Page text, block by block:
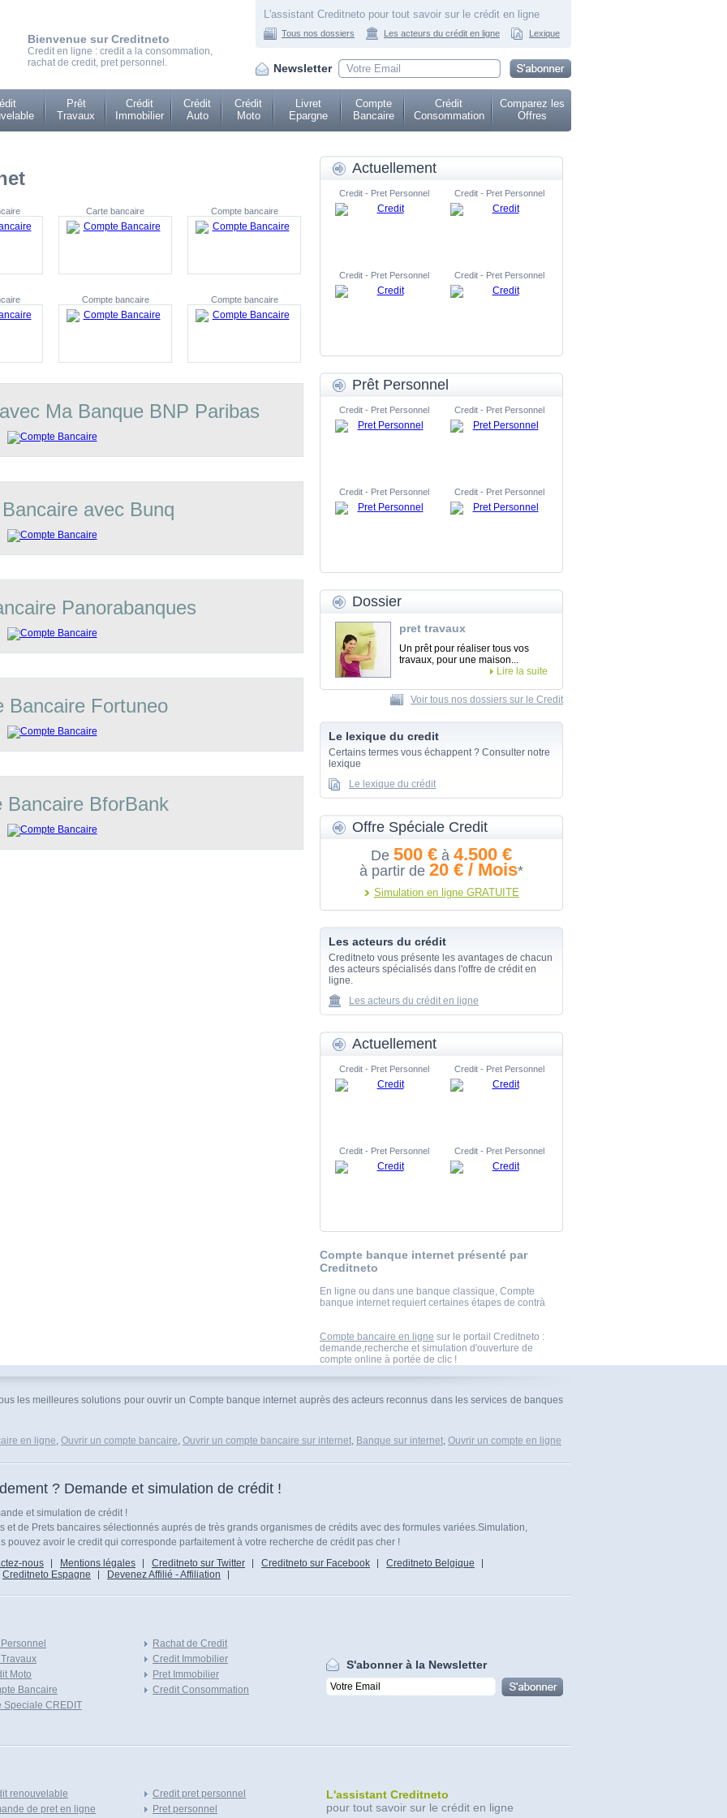
Bienvenue sur Creditneto
Credit en ligne : credit a la consommation,
rachat de credit, pret personnel.
L'assistant Creditneto pour tout savoir sur le crédit en ligne
Tous nos dossiers Les acteurs du crédit en ligne Lexique
Newsletter
Prêt
Travaux
Crédit
Immobilier
Crédit
Auto
Crédit
Moto
Livret
Epargne
Compte
Bancaire
Crédit
Consommation
Comparez les
Offres
Carte bancaire Compte bancaire
Compte bancaire Compte bancaire
Ma Banque BNP Paribas
avec Bunq
Panorabanques
Bancaire Fortuneo
Bancaire BforBank
Actuellement
Credit - Pret Personnel Credit - Pret Personnel
Credit - Pret Personnel Credit - Pret Personnel
Prêt Personnel
Credit - Pret Personnel Credit - Pret Personnel
Credit - Pret Personnel Credit - Pret Personnel
Dossier
pret travaux
Un prêt pour réaliser tous vos
travaux, pour une maison...
Lire la suite
Voir tous nos dossiers sur le Credit
Le lexique du credit
Certains termes vous échappent ? Consulter notre
lexique
Le lexique du crédit
Offre Spéciale Credit
De 500 € à 4.500 €
à partir de 20 € / Mois*
Simulation en ligne GRATUITE
Les acteurs du crédit
Creditneto vous présente les avantages de chacun
des acteurs spécialisés dans l'offre de crédit en
ligne.
Les acteurs du crédit en ligne
Actuellement
Credit - Pret Personnel Credit - Pret Personnel
Credit - Pret Personnel Credit - Pret Personnel
Compte banque internet présenté par
Creditneto
En ligne ou dans une banque classique, Compte
banque internet requiert certaines étapes de contrà
Compte bancaire en ligne sur le portail Creditneto :
demande,recherche et simulation d'ouverture de
compte online à portée de clic !
les meilleures solutions pour ouvrir un Compte banque internet auprès des acteurs reconnus dans les services de banques
en ligne, Ouvrir un compte bancaire, Ouvrir un compte bancaire sur internet, Banque sur internet, Ouvrir un compte en ligne
? Demande et simulation de crédit !
et simulation de crédit !
et de Prets bancaires sélectionnés auprés de très grands organismes de crédits avec des formules variées.Simulation,
pouvez avoir le credit qui corresponde parfaitement à votre recherche de crédit pas cher !
nous Mentions légales Creditneto sur Twitter Creditneto sur Facebook
Creditneto Belgique
Creditneto Espagne Devenez Affilié - Affiliation
Travaux
Moto
Bancaire
Speciale CREDIT
Rachat de Credit
Credit Immobilier
Pret Immobilier
Credit Consommation
S'abonner à la Newsletter
renouvelable
de pret en ligne
Credit pret personnel
Pret personnel
L'assistant Creditneto
pour tout savoir sur le crédit en ligne